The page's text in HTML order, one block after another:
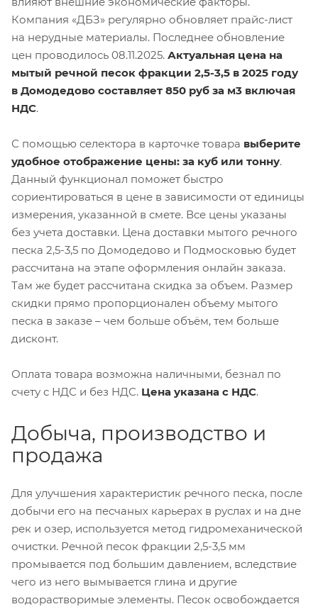
Компания «ДБЗ» регулярно обновляет прайс-лист
на нерудные материалы. Последнее обновление
цен проводилось 08.11.2025. Актуальная цена на
мытый речной песок фракции 2,5-3,5 в 2025 году
в Домодедово составляет 850 руб за м3 включая
НДС.
С помощью селектора в карточке товара выберите
удобное отображение цены: за куб или тонну.
Данный функционал поможет быстро
сориентироваться в цене в зависимости от единицы
измерения, указанной в смете. Все цены указаны
без учета доставки. Цена доставки мытого речного
песка 2,5-3,5 по Домодедово и Подмосковью будет
рассчитана на этапе оформления онлайн заказа.
Там же будет рассчитана скидка за объем. Размер
скидки прямо пропорционален объему мытого
песка в заказе – чем больше объём, тем больше
дисконт.
Оплата товара возможна наличными, безнал по
счету с НДС и без НДС. Цена указана с НДС.
Добыча, производство и
продажа
Для улучшения характеристик речного песка, после
добычи его на песчаных карьерах в руслах и на дне
рек и озер, используется метод гидромеханической
очистки. Речной песок фракции 2,5-3,5 мм
промывается под большим давлением, вследствие
чего из него вымывается глина и другие
водорастворимые элементы. Песок освобождается